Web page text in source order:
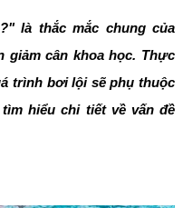
?" là thắc mắc chung của
giảm cân khoa học. Thực
trình bơi lội sẽ phụ thuộc
hiểu chi tiết về vấn đề